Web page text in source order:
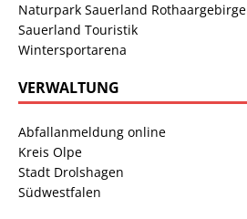
Naturpark Sauerland Rothaargebirge
Sauerland Touristik
Wintersportarena
VERWALTUNG
Abfallanmeldung online
Kreis Olpe
Stadt Drolshagen
Südwestfalen